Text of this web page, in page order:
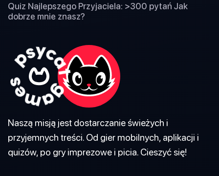
Quiz Najlepszego Przyjaciela: >300 pytań Jak
dobrze mnie znasz?
Naszą misją jest dostarczanie świeżych i
przyjemnych treści. Od gier mobilnych, aplikacji i
quizów, po gry imprezowe i picia. Cieszyć się!